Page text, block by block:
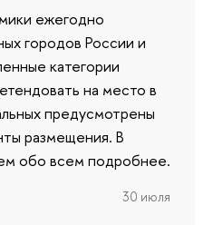
ежегодно
городов России и
категории
на место в
предусмотрены
размещения. В
обо всем подробнее.
30 июля